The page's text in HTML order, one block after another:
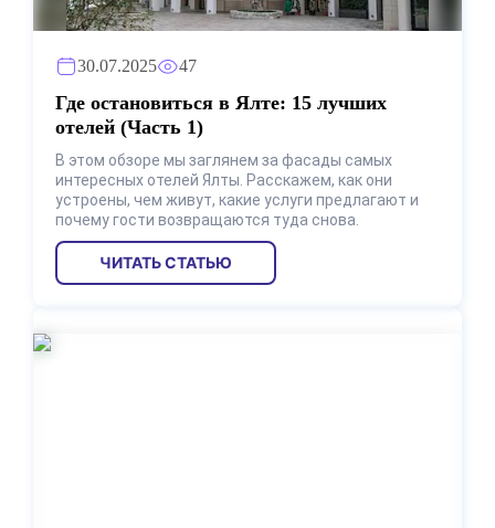
30.07.2025 47
Где остановиться в Ялте: 15 лучших
отелей (Часть 1)
В этом обзоре мы заглянем за фасады самых
интересных отелей Ялты. Расскажем, как они
устроены, чем живут, какие услуги предлагают и
почему гости возвращаются туда снова.
ЧИТАТЬ СТАТЬЮ